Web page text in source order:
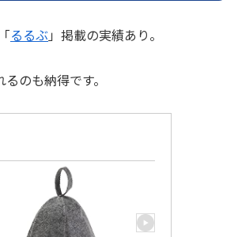
るるぶ」掲載の実績あり。
のも納得です。